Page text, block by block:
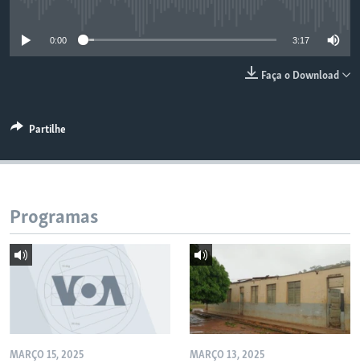
0:00 3:17
Faça o Download
Partilhe
Programas
MARÇO 15, 2025 MARÇO 13, 2025